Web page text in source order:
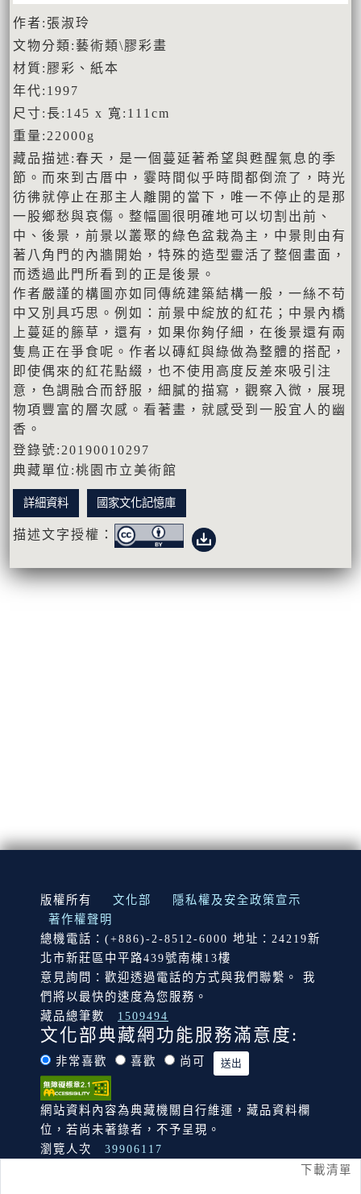
下載清單
作者:張淑玲
文物分類:藝術類\膠彩畫
材質:膠彩、紙本
年代:1997
尺寸:長:145 x 寬:111cm
重量:22000g
藏品描述:春天，是一個蔓延著希望與甦醒氣息的季
節。而來到古厝中，霎時間似乎時間都倒流了，時光
彷彿就停止在那主人離開的當下，唯一不停止的是那
一股鄉愁與哀傷。整幅圖很明確地可以切割出前、
中、後景，前景以叢聚的綠色盆栽為主，中景則由有
著八角門的內牆開始，特殊的造型靈活了整個畫面，
而透過此門所看到的正是後景。
作者嚴謹的構圖亦如同傳統建築結構一般，一絲不苟
中又別具巧思。例如：前景中綻放的紅花；中景內橋
上蔓延的籐草，還有，如果你夠仔細，在後景還有兩
隻鳥正在爭食呢。作者以磚紅與綠做為整體的搭配，
即使偶來的紅花點綴，也不使用高度反差來吸引注
意，色調融合而舒服，細膩的描寫，觀察入微，展現
物項豐富的層次感。看著畫，就感受到一股宜人的幽
香。
登錄號:20190010297
典藏單位:桃園市立美術館
詳細資料 國家文化記憶庫
描述文字授權：
:::
版權所有 文化部
隱私權及安全政策宣示
著作權聲明
總機電話：(+886)-2-8512-6000 地址：24219新
北市新莊區中平路439號南棟13樓
意見詢問：歡迎透過電話的方式與我們聯繫。 我
們將以最快的速度為您服務。
藏品總筆數
1509494
文化部典藏網功能服務滿意度:
非常喜歡 喜歡 尚可
網站資料內容為典藏機關自行維運，藏品資料欄
位，若尚未著錄者，不予呈現。
瀏覽人次
39906117